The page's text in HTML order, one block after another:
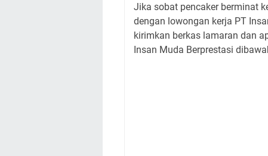
Jika sobat pencaker berminat
dengan lowongan kerja PT
kirimkan berkas lamaran dan
Insan Muda Berprestasi